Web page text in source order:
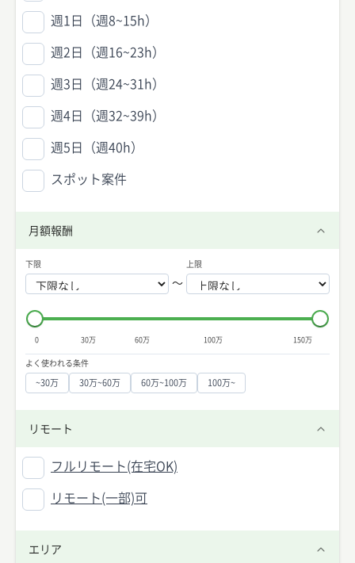
週1日（週8~15h）
週2日（週16~23h）
週3日（週24~31h）
週4日（週32~39h）
週5日（週40h）
スポット案件
月額報酬
下限
〜
上限
0 30万 60万 100万 150万
よく使われる条件
~30万 30万~60万 60万~100万 100万~
リモート
フルリモート(在宅OK)
リモート(一部)可
エリア